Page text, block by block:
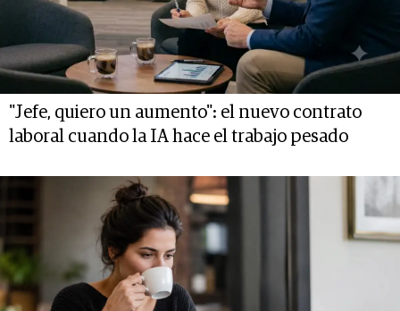
"Jefe, quiero un aumento": el nuevo contrato
laboral cuando la IA hace el trabajo pesado